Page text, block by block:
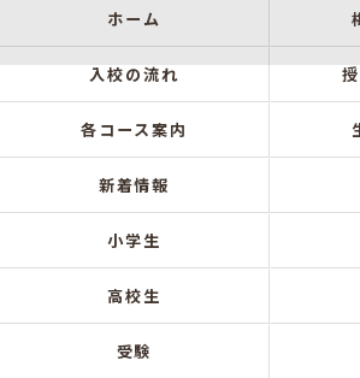
ホーム
入校の流れ
各コース案内
新着情報
小学生
高校生
受験